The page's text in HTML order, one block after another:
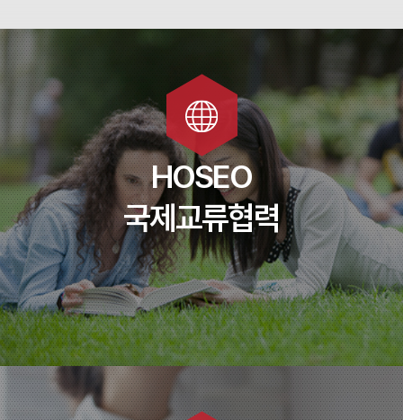
HOSEO
국제교류협력
교환학생
한국어학당